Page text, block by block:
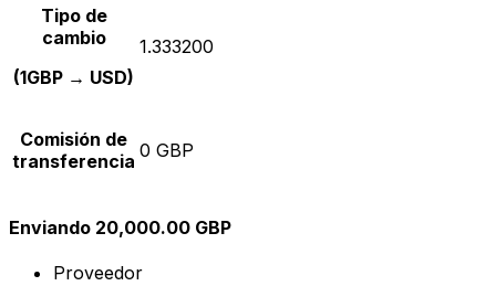
Tipo de
cambio
(1GBP → USD)
1.333200
Comisión de
transferencia 0 GBP
Enviando 20,000.00 GBP
Proveedor